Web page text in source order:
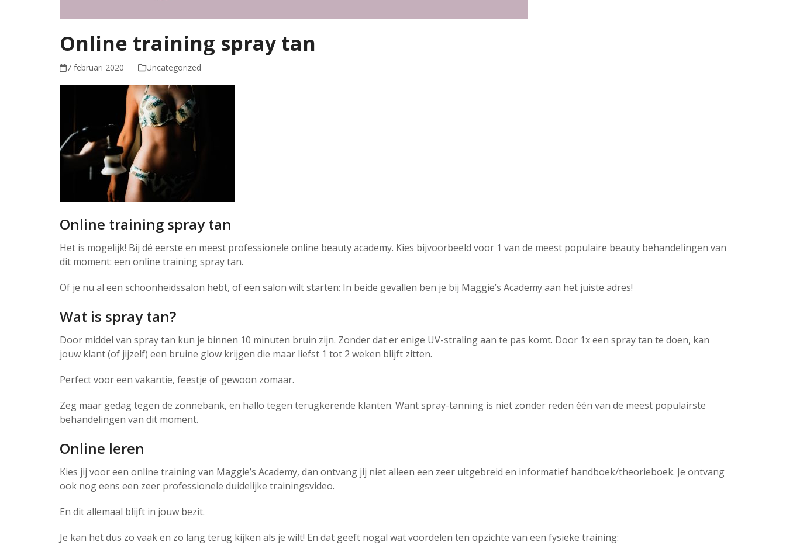
Online training spray tan
7 februari 2020 Uncategorized
Online training spray tan
Het is mogelijk! Bij dé eerste en meest professionele online beauty academy. Kies bijvoorbeeld voor 1 van de meest populaire beauty behandelingen van
dit moment: een online training spray tan.
Of je nu al een schoonheidssalon hebt, of een salon wilt starten: In beide gevallen ben je bij Maggie’s Academy aan het juiste adres!
Wat is spray tan?
Door middel van spray tan kun je binnen 10 minuten bruin zijn. Zonder dat er enige UV-straling aan te pas komt. Door 1x een spray tan te doen, kan
jouw klant (of jijzelf) een bruine glow krijgen die maar liefst 1 tot 2 weken blijft zitten.
Perfect voor een vakantie, feestje of gewoon zomaar.
Zeg maar gedag tegen de zonnebank, en hallo tegen terugkerende klanten. Want spray-tanning is niet zonder reden één van de meest populairste
behandelingen van dit moment.
Online leren
Kies jij voor een online training van Maggie’s Academy, dan ontvang jij niet alleen een zeer uitgebreid en informatief handboek/theorieboek. Je ontvang
ook nog eens een zeer professionele duidelijke trainingsvideo.
En dit allemaal blijft in jouw bezit.
Je kan het dus zo vaak en zo lang terug kijken als je wilt! En dat geeft nogal wat voordelen ten opzichte van een fysieke training: